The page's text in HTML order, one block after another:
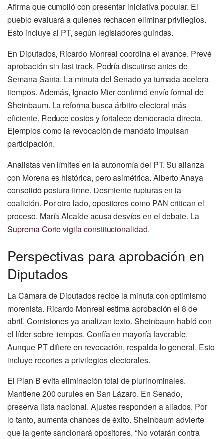
Afirma que cumplió con presentar iniciativa popular. El
pueblo evaluará a quienes rechacen eliminar privilegios.
Esto incluye al PT, según legisladores guindas.
En Diputados, Ricardo Monreal coordina el avance. Prevé
aprobación sin fast track. Podría discutirse antes de
Semana Santa. La minuta del Senado ya turnada acelera
tiempos. Además, Ignacio Mier confirmó envío formal de
Sheinbaum. La reforma busca árbitro electoral más
eficiente. Reduce costos y fortalece democracia directa.
Ejemplos como la revocación de mandato impulsan
participación.
Analistas ven límites en la autonomía del PT. Su alianza
con Morena es histórica, pero asimétrica. Alberto Anaya
consolidó postura firme. Desmiente rupturas en la
coalición. Por otro lado, opositores como PAN critican el
proceso. María Alcalde acusa desvíos en el debate. La
Suprema Corte vigila constitucionalidad.
Perspectivas para aprobación en
Diputados
La Cámara de Diputados recibe la minuta con optimismo
morenista. Ricardo Monreal estima aprobación el 8 de
abril. Comisiones ya analizan texto. Sheinbaum habló con
el líder sobre tiempos. Confía en mayoría favorable.
Aunque PT difiere en revocación, respalda lo general. Esto
incluye recortes a privilegios electorales.
El Plan B evita eliminación total de plurinominales.
Mantiene 200 curules en San Lázaro. En Senado,
preserva lista nacional. Ajustes responden a aliados. Por
lo tanto, aumenta chances de éxito. Sheinbaum advierte
que la gente sancionará opositores. “No votarán contra